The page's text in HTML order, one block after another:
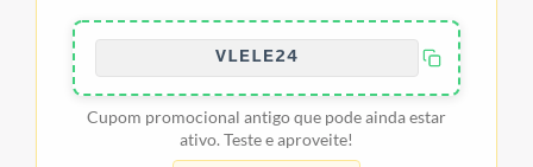
VLELE24
Cupom promocional antigo que pode ainda estar
ativo. Teste e aproveite!